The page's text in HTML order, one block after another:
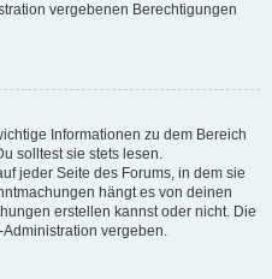
vergebenen Berechtigungen
Informationen zu dem Bereich
solltest sie stets lesen.
jeder Seite des Forums, in dem sie
hängt es von deinen
erstellen kannst oder nicht. Die
vergeben.